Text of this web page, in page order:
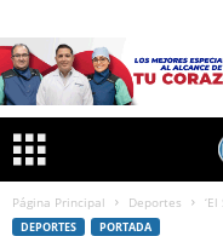
Página Principal Deportes
DEPORTES PORTADA